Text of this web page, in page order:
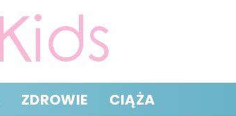
ZDROWIE CIĄŻA